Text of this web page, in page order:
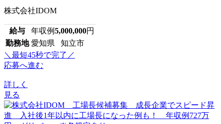
株式会社IDOM
給与 年収例5,000,000円
勤務地 愛知県 知立市
＼最短45秒で完了／
応募へ進む
詳しく
見る